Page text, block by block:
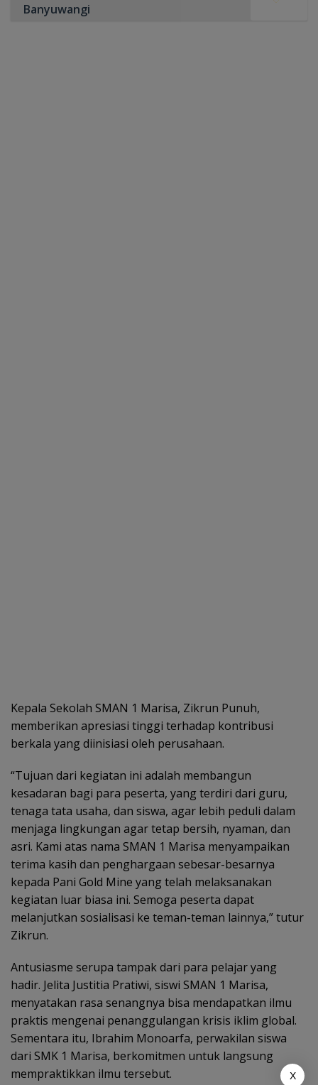
Banyuwangi
Kepala Sekolah SMAN 1 Marisa, Zikrun Punuh,
memberikan apresiasi tinggi terhadap kontribusi
berkala yang diinisiasi oleh perusahaan.
“Tujuan dari kegiatan ini adalah membangun
kesadaran bagi para peserta, yang terdiri dari guru,
tenaga tata usaha, dan siswa, agar lebih peduli dalam
menjaga lingkungan agar tetap bersih, nyaman, dan
asri. Kami atas nama SMAN 1 Marisa menyampaikan
terima kasih dan penghargaan sebesar-besarnya
kepada Pani Gold Mine yang telah melaksanakan
kegiatan luar biasa ini. Semoga peserta dapat
melanjutkan sosialisasi ke teman-teman lainnya,” tutur
Zikrun.
Antusiasme serupa tampak dari para pelajar yang
hadir. Jelita Justitia Pratiwi, siswi SMAN 1 Marisa,
menyatakan rasa senangnya bisa mendapatkan ilmu
praktis mengenai penanggulangan krisis iklim global.
Sementara itu, Ibrahim Monoarfa, perwakilan siswa
dari SMK 1 Marisa, berkomitmen untuk langsung
mempraktikkan ilmu tersebut.
X